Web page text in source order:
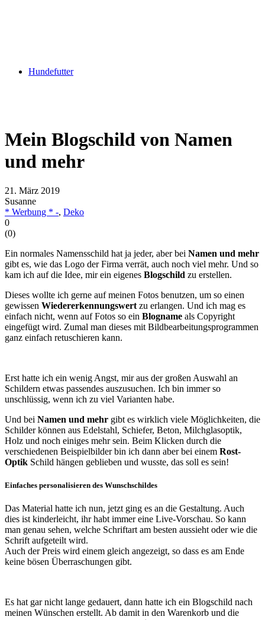
Hundefutter
Mein Blogschild von Namen
und mehr
21. März 2019
Susanne
* Werbung * -, Deko
0
(0)
Ein normales Namensschild hat ja jeder, aber bei Namen und mehr
gibt es, wie das Logo der Firma verrät, auch noch viel mehr. Und so
kam ich auf die Idee, mir ein eigenes Blogschild zu erstellen.
Dieses wollte ich gerne auf meinen Fotos benutzen, um so einen
gewissen Wiedererkennungswert zu erlangen. Und ich mag es
einfach nicht, wenn auf Fotos so ein Blogname als Copyright
eingefügt wird. Zumal man dieses mit Bildbearbeitungsprogrammen
ganz einfach retuschieren kann.
Erst hatte ich ein wenig Angst, mir aus der großen Auswahl an
Schildern etwas passendes auszusuchen. Ich bin immer so
unschlüssig, wenn ich zu viel Varianten habe.
Und bei Namen und mehr gibt es wirklich viele Möglichkeiten, die
Schilder können aus Edelstahl, Schiefer, Beton, Milchglasoptik,
Holz und noch einiges mehr sein. Beim Klicken durch die
verschiedenen Beispielbilder bin ich dann aber bei einem Rost-
Optik Schild hängen geblieben und wusste, das soll es sein!
Einfaches personalisieren des Wunschschildes
Das Material hatte ich nun, jetzt ging es an die Gestaltung. Auch
dies ist kinderleicht, ihr habt immer eine Live-Vorschau. So kann
man genau sehen, welche Schriftart am besten aussieht oder wie die
Schrift aufgeteilt wird.
Auch der Preis wird einem gleich angezeigt, so dass es am Ende
keine bösen Überraschungen gibt.
Es hat gar nicht lange gedauert, dann hatte ich ein Blogschild nach
meinen Wünschen erstellt. Ab damit in den Warenkorb und die